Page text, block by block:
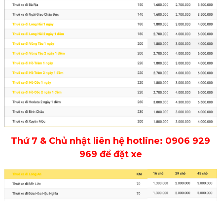
Thứ 7 & Chủ nhật liên hệ hotline: 0906 929
969 để đặt xe